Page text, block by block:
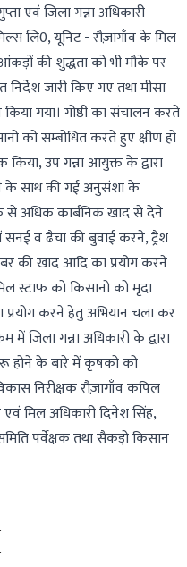
एवं जिला गन्ना अधिकारी
लि0, यूनिट - रौज़ागाँव के मिल
की शुद्धता को भी मौके पर
जारी किए गए तथा मीसा
गया। गोष्ठी का संचालन करते
को सम्बोधित करते हुए क्षीण हो
उप गन्ना आयुक्त के द्वारा
के साथ की गई अनुसंशा के
से अधिक कार्बनिक खाद से देने
व ढैचा की बुवाई करने, ट्रैश
की खाद आदि का प्रयोग करने
स्टाफ को किसानो को मृदा
करने हेतु अभियान चला कर
जिला गन्ना अधिकारी के द्वारा
होने के बारे में कृषको को
निरीक्षक रौज़ागाँव कपिल
मिल अधिकारी दिनेश सिंह,
पर्वेक्षक तथा सैकड़ो किसान